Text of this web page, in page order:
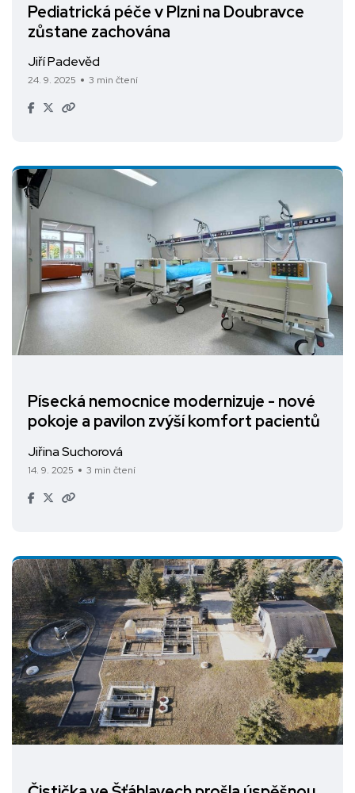
Pediatrická péče v Plzni na Doubravce
zůstane zachována
Jiří Padevěd
24. 9. 2025 3 min čtení
Písecká nemocnice modernizuje - nové
pokoje a pavilon zvýší komfort pacientů
Jiřina Suchorová
14. 9. 2025 3 min čtení